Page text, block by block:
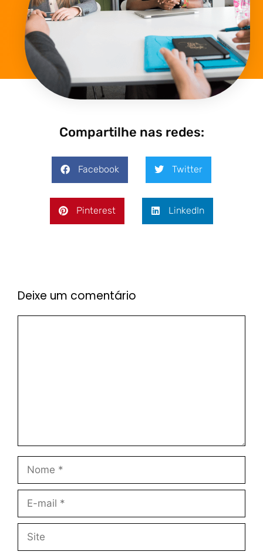
Compartilhe nas redes:
Facebook Twitter
Pinterest LinkedIn
Deixe um comentário